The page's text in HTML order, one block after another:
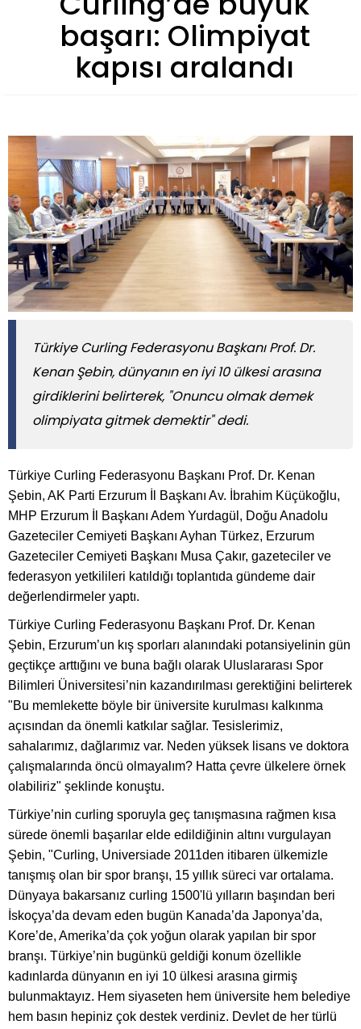
başarı: Olimpiyat
kapısı aralandı
​​​​​​​Türkiye Curling Federasyonu Başkanı Prof. Dr.
Kenan Şebin, dünyanın en iyi 10 ülkesi arasına
girdiklerini belirterek, "Onuncu olmak demek
olimpiyata gitmek demektir" dedi.
Türkiye Curling Federasyonu Başkanı Prof. Dr. Kenan
Şebin, AK Parti Erzurum İl Başkanı Av. İbrahim Küçükoğlu,
MHP Erzurum İl Başkanı Adem Yurdagül, Doğu Anadolu
Gazeteciler Cemiyeti Başkanı Ayhan Türkez, Erzurum
Gazeteciler Cemiyeti Başkanı Musa Çakır, gazeteciler ve
federasyon yetkilileri katıldığı toplantıda gündeme dair
değerlendirmeler yaptı.
Türkiye Curling Federasyonu Başkanı Prof. Dr. Kenan
Şebin, Erzurum’un kış sporları alanındaki potansiyelinin gün
geçtikçe arttığını ve buna bağlı olarak Uluslararası Spor
Bilimleri Üniversitesi’nin kazandırılması gerektiğini belirterek
"Bu memlekette böyle bir üniversite kurulması kalkınma
açısından da önemli katkılar sağlar. Tesislerimiz,
sahalarımız, dağlarımız var. Neden yüksek lisans ve doktora
çalışmalarında öncü olmayalım? Hatta çevre ülkelere örnek
olabiliriz" şeklinde konuştu.
Türkiye’nin curling sporuyla geç tanışmasına rağmen kısa
sürede önemli başarılar elde edildiğinin altını vurgulayan
Şebin, "Curling, Universiade 2011den itibaren ülkemizle
tanışmış olan bir spor branşı, 15 yıllık süreci var ortalama.
Dünyaya bakarsanız curling 1500'lü yılların başından beri
İskoçya’da devam eden bugün Kanada’da Japonya’da,
Kore’de, Amerika’da çok yoğun olarak yapılan bir spor
branşı. Türkiye’nin bugünkü geldiği konum özellikle
kadınlarda dünyanın en iyi 10 ülkesi arasına girmiş
bulunmaktayız. Hem siyaseten hem üniversite hem belediye
hem basın hepiniz çok destek verdiniz. Devlet de her türlü